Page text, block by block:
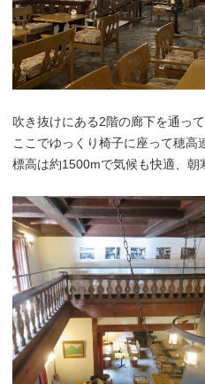
吹き抜けにある2階の廊下を通って
ここでゆっくり椅子に座って穂高
標高は約1500mで気候も快適、朝